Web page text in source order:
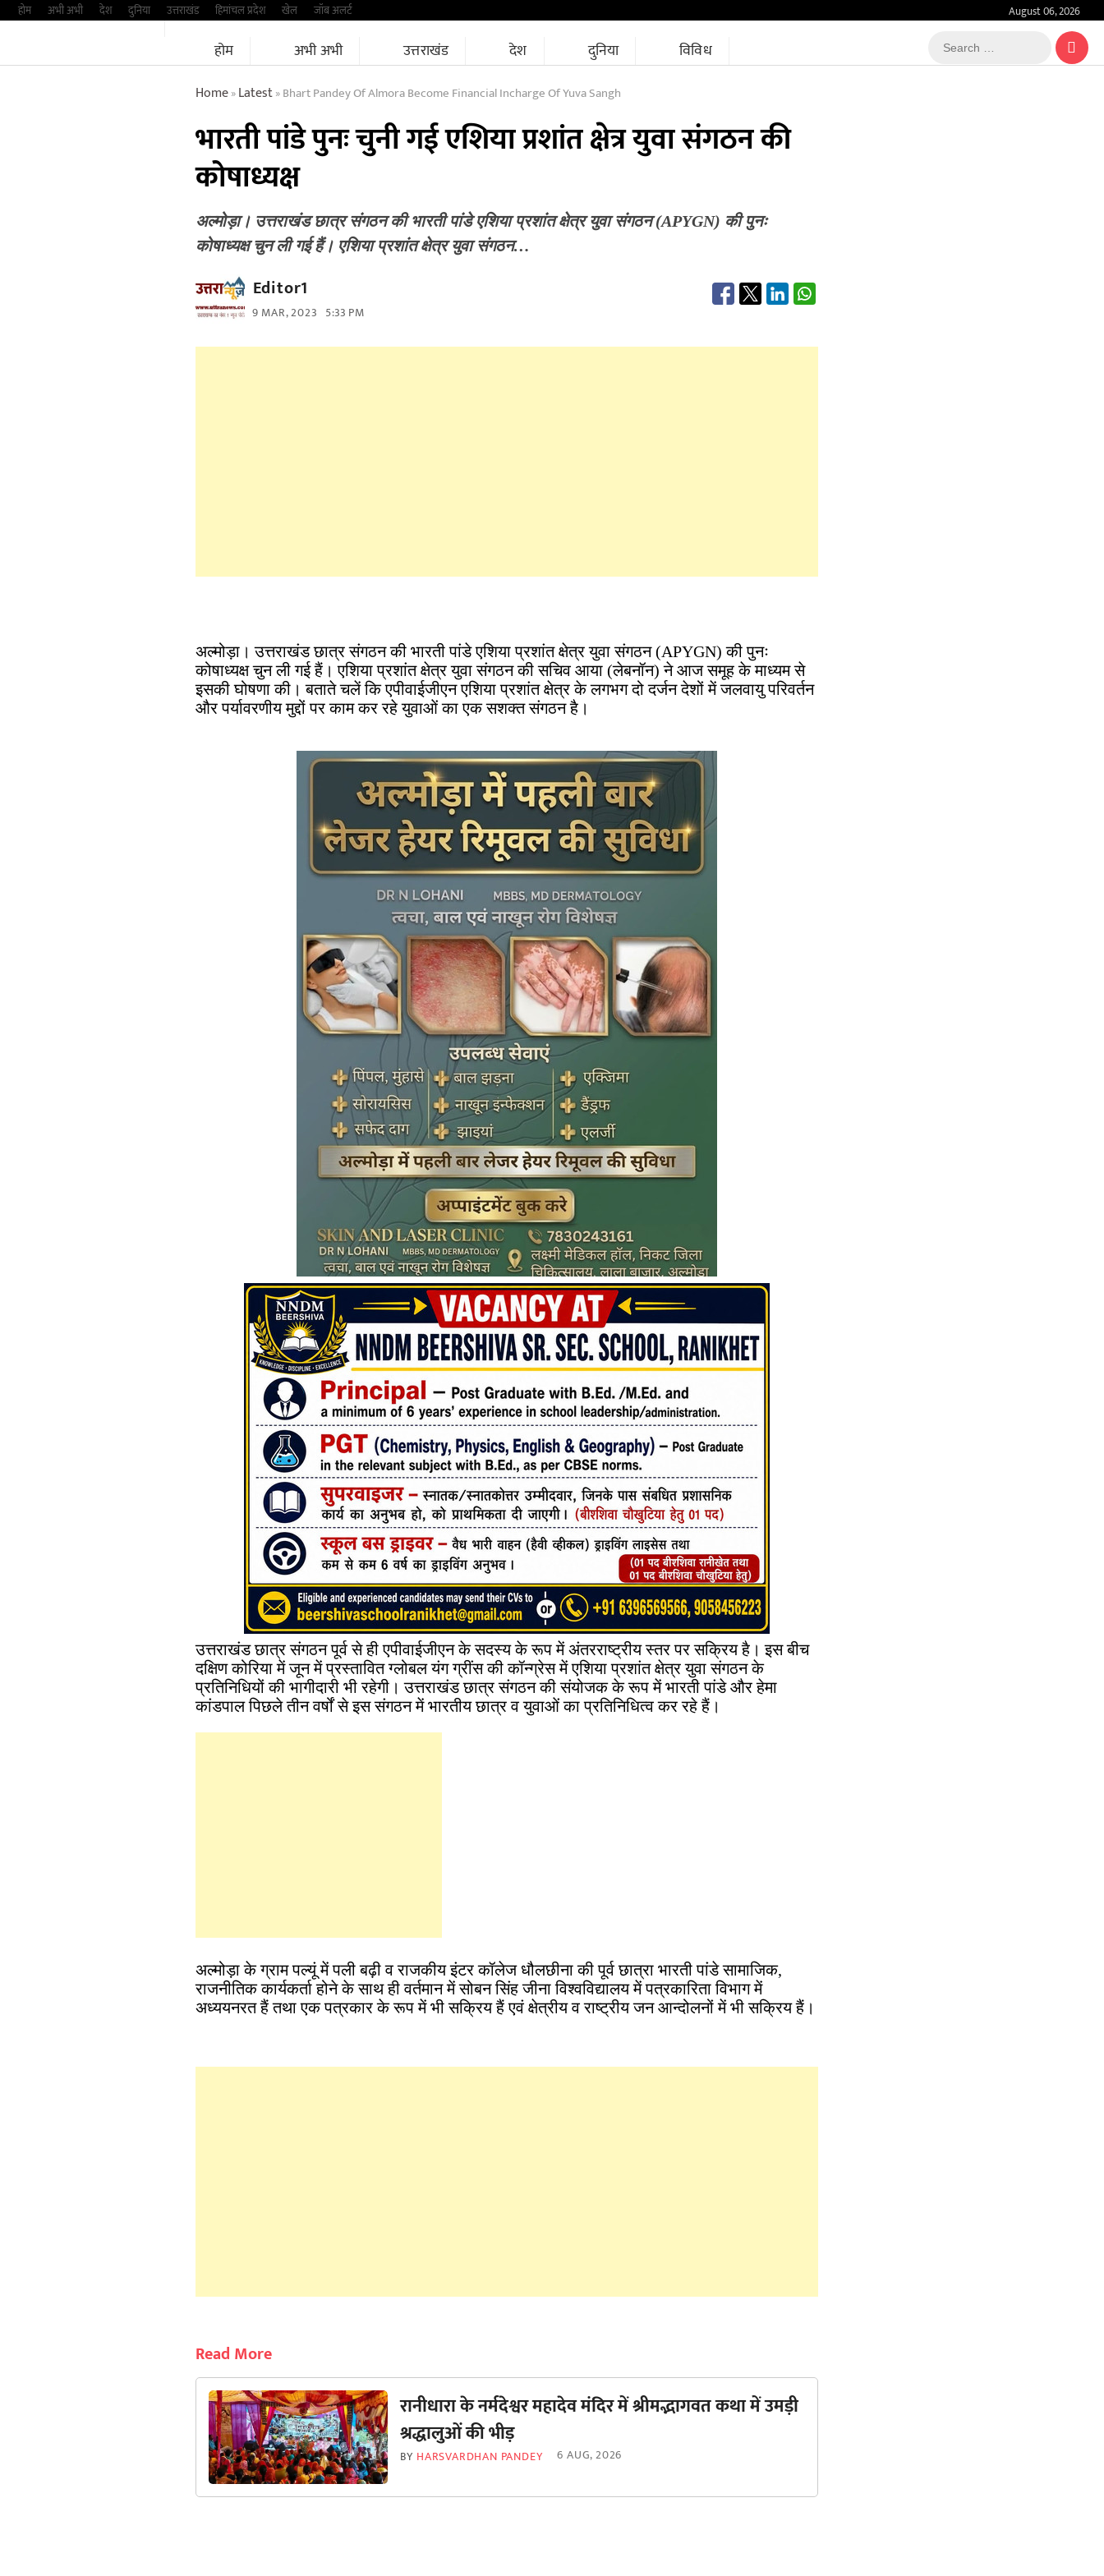
Skipहोम अभी अभी देश दुनिया उत्तराखंड हिमांचल प्रदेश खेल जॉब अलर्ट August 06, 2026
होम अभी अभी उत्तराखंड देश दुनिया विविध
Search
…
Home»Latest»Bhart Pandey Of Almora Become Financial Incharge Of Yuva Sangh
भारती पांडे पुनः चुनी गई एशिया प्रशांत क्षेत्र युवा संगठन की
कोषाध्यक्ष
अल्मोड़ा। उत्तराखंड छात्र संगठन की भारती पांडे एशिया प्रशांत क्षेत्र युवा संगठन (APYGN) की पुनः
कोषाध्यक्ष चुन ली गई हैं। एशिया प्रशांत क्षेत्र युवा संगठन…
Editor1
9 MAR, 2023 5:33 PM
अल्मोड़ा। उत्तराखंड छात्र संगठन की भारती पांडे एशिया प्रशांत क्षेत्र युवा संगठन (APYGN) की पुनः
कोषाध्यक्ष चुन ली गई हैं। एशिया प्रशांत क्षेत्र युवा संगठन की सचिव आया (लेबनॉन) ने आज समूह के माध्यम से
इसकी घोषणा की। बताते चलें कि एपीवाईजीएन एशिया प्रशांत क्षेत्र के लगभग दो दर्जन देशों में जलवायु परिवर्तन
और पर्यावरणीय मुद्दों पर काम कर रहे युवाओं का एक सशक्त संगठन है।
उत्तराखंड छात्र संगठन पूर्व से ही एपीवाईजीएन के सदस्य के रूप में अंतरराष्ट्रीय स्तर पर सक्रिय है। इस बीच
दक्षिण कोरिया में जून में प्रस्तावित ग्लोबल यंग ग्रींस की कॉन्ग्रेस में एशिया प्रशांत क्षेत्र युवा संगठन के
प्रतिनिधियों की भागीदारी भी रहेगी। उत्तराखंड छात्र संगठन की संयोजक के रूप में भारती पांडे और हेमा
कांडपाल पिछले तीन वर्षों से इस संगठन में भारतीय छात्र व युवाओं का प्रतिनिधित्व कर रहे हैं।
अल्मोड़ा के ग्राम पल्यूं में पली बढ़ी व राजकीय इंटर कॉलेज धौलछीना की पूर्व छात्रा भारती पांडे सामाजिक,
राजनीतिक कार्यकर्ता होने के साथ ही वर्तमान में सोबन सिंह जीना विश्वविद्यालय में पत्रकारिता विभाग में
अध्ययनरत हैं तथा एक पत्रकार के रूप में भी सक्रिय हैं एवं क्षेत्रीय व राष्ट्रीय जन आन्दोलनों में भी सक्रिय हैं।
Read More
रानीधारा के नर्मदेश्वर महादेव मंदिर में श्रीमद्भागवत कथा में उमड़ी
श्रद्धालुओं की भीड़
BY HARSVARDHAN PANDEY 6 AUG, 2026